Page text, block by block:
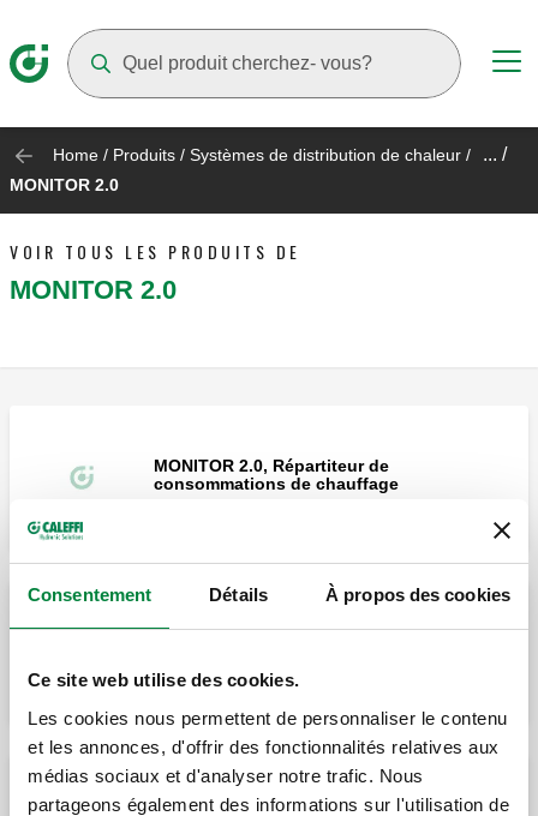
Consentement Détails À propos des cookies
Ce site web utilise des cookies.
Les cookies nous permettent de personnaliser le contenu
et les annonces, d'offrir des fonctionnalités relatives aux
médias sociaux et d'analyser notre trafic. Nous
partageons également des informations sur l'utilisation de
Home / Produits / Systèmes de distribution de chaleur / ... /
MONITOR 2.0
VOIR TOUS LES PRODUITS DE
MONITOR 2.0
MONITOR 2.0, Répartiteur de
consommations de chauffage
montante. Transmission unidirectionelle.
MONITOR-PULSE, Dispositif d’acquisition
des consommations d'eau sanitaire ou des